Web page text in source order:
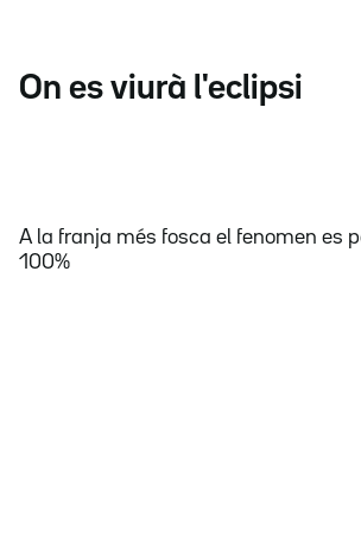
On es viurà l'eclipsi
A la franja més fosca el fenomen es
100%